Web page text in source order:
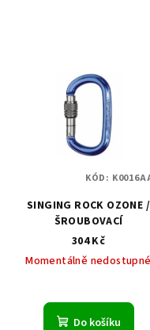
SINGING ROCK OZONE /
ŠROUBOVACÍ
304 Kč
Momentálně nedostupné
Do košíku
KÓD: